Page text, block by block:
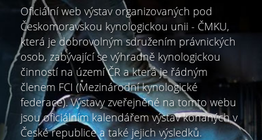
Oficiální web výstav organizovaných pod
Českomoravskou kynologickou unii - ČMKU,
která je dobrovolným sdružením právnických
osob, zabývající se výhradně kynologickou
činností na území ČR a která je řádným
členem FCI (Mezinárodní kynologické
federace). Výstavy zveřejněné na tomto webu
jsou oficiálním kalendářem výstav konaných v
České republice a také jejich výsledků.